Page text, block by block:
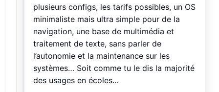
plusieurs configs, les tarifs possibles, un OS
minimaliste mais ultra simple pour de la
navigation, une base de multimédia et
traitement de texte, sans parler de
l’autonomie et la maintenance sur les
systèmes… Soit comme tu le dis la majorité
des usages en écoles…